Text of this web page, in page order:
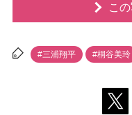
こ
#三浦翔平 #桐谷美玲